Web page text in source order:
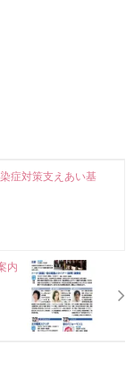
症対策支えあい基
内